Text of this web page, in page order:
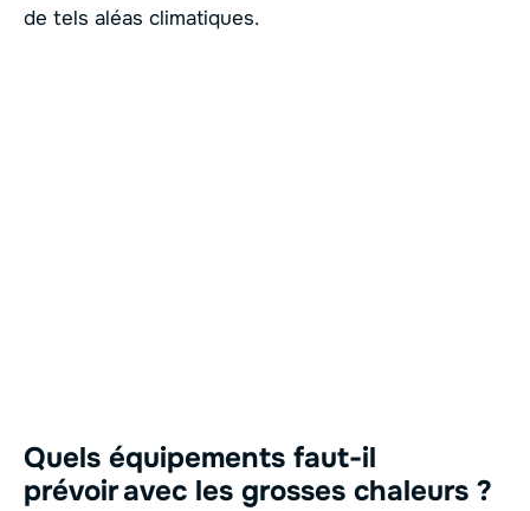
de tels aléas climatiques.
Quels équipements faut-il
prévoir avec les grosses chaleurs ?